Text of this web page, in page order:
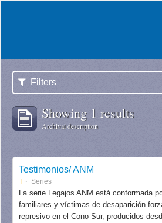
Filters
Showing 1 results
Archival description
Testimonios/ ANM
T Series
La serie Legajos ANM está conformada
familiares y víctimas de desaparición
represivo en el Cono Sur, producidos